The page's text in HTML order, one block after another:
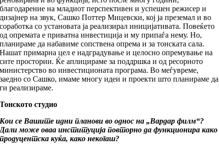
благодарение на младиот перспективен и успешен режисер и
дизајнер на звук, Сашко Поттер Мицевски, кој ја преземал и во
соработка со установата ја реализирал иницијативата. Повеќето
од опремата е приватна инвестиција и му припаѓа нему. Но,
планираме да набавиме сопствена опрема и за тонската сала.
Нашат примарна цел е надградување и целосно опремување на
сите простории. Ќе аплицираме за поддршка и од ресорното
министерство во инвестиционата програма. Во меѓувреме,
заедно со Сашко, имаме многу идеи и проекти што планираме да
ги реализираме.
Тонското студио
Кои се Вашите идни планови во однос на „Вардар филм“?
Дали може оваа институција повторно да функционира како
продуцентска куќа, како некогаш?